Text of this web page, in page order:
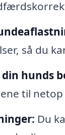
så du
hunds
til
Du